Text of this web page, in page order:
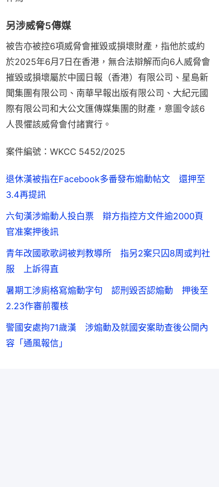
另涉威脅5傳媒
被告亦被控6項威脅會摧毀或損壞財產，指他於或約
於2025年6月7日在香港，無合法辯解而向6人威脅會
摧毀或損壞屬於中國日報（香港）有限公司、星島新
聞集團有限公司、南華早報出版有限公司、大紀元國
際有限公司和大公文匯傳媒集團的財產，意圖令該6
人畏懼該威脅會付諸實行。
案件編號：WKCC 5452/2025
退休漢被指在Facebook多番發布煽動帖文 還押至
3.4再提訊
六旬漢涉煽動人投白票 辯方指控方文件逾2000頁
官准案押後訊
青年改國歌歌詞被判教導所 指另2案只囚8周或判社
服 上訴得直
暑期工涉廁格寫煽動字句 認刑毀否認煽動 押後至
2.23作審前覆核
警國安處拘71歲漢 涉煽動及就國安案助查後公開內
容「通風報信」